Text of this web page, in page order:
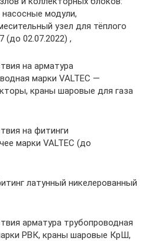
насосные модули,
узел для тёплого
(до 02.07.2022) ,
на арматура
марки VALTEC —
краны шаровые для газа
на фитинги
марки VALTEC (до
латунный никелерованный
арматура трубопроводная
РВК, краны шаровые КрШ,